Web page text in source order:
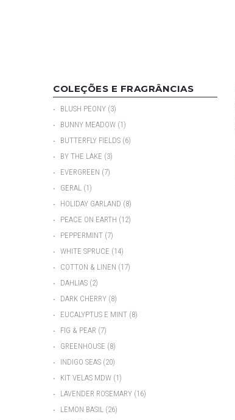
COLEÇÕES E FRAGRÂNCIAS
• BLUSH PEONY (3)
• BUNNY MEADOW (1)
• BUTTERFLY FIELDS (6)
• BY THE LAKE (3)
• EVERGREEN (7)
• GERAL (1)
• HOLIDAY GARLAND (8)
• PEACE ON EARTH (12)
• PEPPERMINT (7)
• WHITE SPRUCE (14)
• COTTON & LINEN (17)
• DAHLIAS (2)
• DARK CHERRY (8)
• EUCALYPTUS E MINT (8)
• FIG & PEAR (7)
• GREENHOUSE (8)
• INDIGO SEAS (20)
• KIT VELAS MDW (1)
• LAVENDER ROSEMARY (16)
• LEMON BASIL (26)